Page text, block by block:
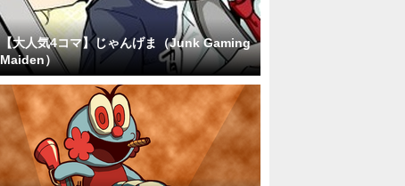
【大人気4コマ】じゃんげま（Junk Gaming
Maiden）